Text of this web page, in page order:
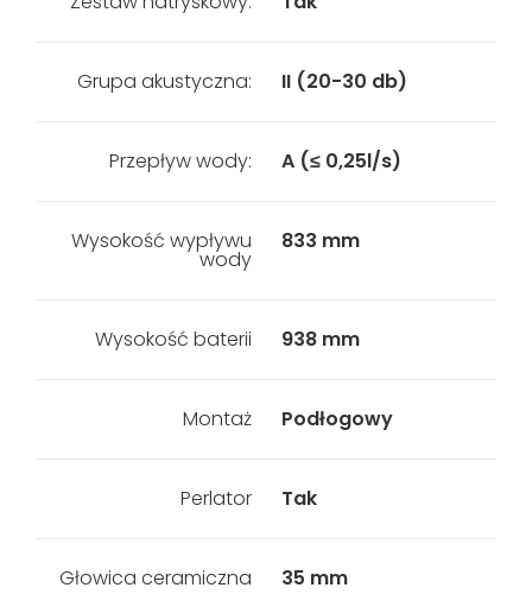
Grupa akustyczna: II (20-30 db)
Przepływ wody: A (≤ 0,25l/s)
Wysokość wypływu
wody
833 mm
Wysokość baterii 938 mm
Montaż Podłogowy
Perlator Tak
Głowica ceramiczna 35 mm